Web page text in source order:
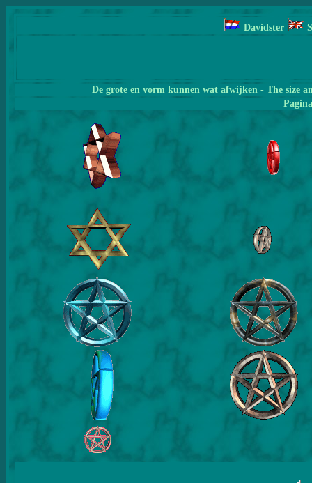
Davidster
De grote en vorm kunnen wat afwijken - The size